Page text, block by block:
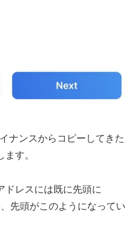
ナンスからコピーしてきた
す。
レスには既に先頭に
先頭がこのようになってい